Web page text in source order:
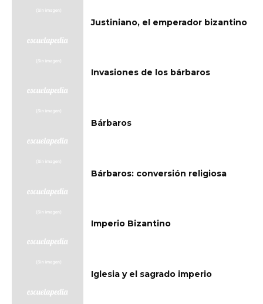
Justiniano, el emperador bizantino
Invasiones de los bárbaros
Bárbaros
Bárbaros: conversión religiosa
Imperio Bizantino
Iglesia y el sagrado imperio